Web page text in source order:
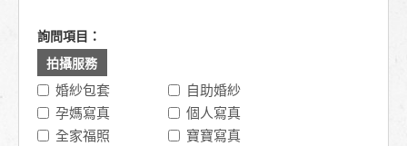
詢問項目：
拍攝服務
婚紗包套
自助婚紗
孕媽寫真
個人寫真
全家福照
寶寶寫真